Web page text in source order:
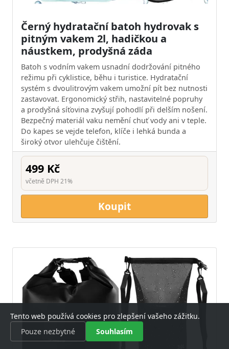
Černý hydratační batoh hydrovak s
pitným vakem 2l, hadičkou a
náustkem, prodyšná záda
Batoh s vodním vakem usnadní dodržování pitného
režimu při cyklistice, běhu i turistice. Hydratační
systém s dvoulitrovým vakem umožní pít bez nutnosti
zastavovat. Ergonomický střih, nastavitelné popruhy
a prodyšná síťovina zvyšují pohodlí při delším nošení.
Bezpečný materiál vaku nemění chuť vody ani v teple.
Do kapes se vejde telefon, klíče i lehká bunda a
široký otvor ulehčuje čištění.
499 Kč
včetně DPH 21%
Koupit
Tento web používá cookies pro zlepšení vašeho zážitku.
Pouze nezbytné
Souhlasím